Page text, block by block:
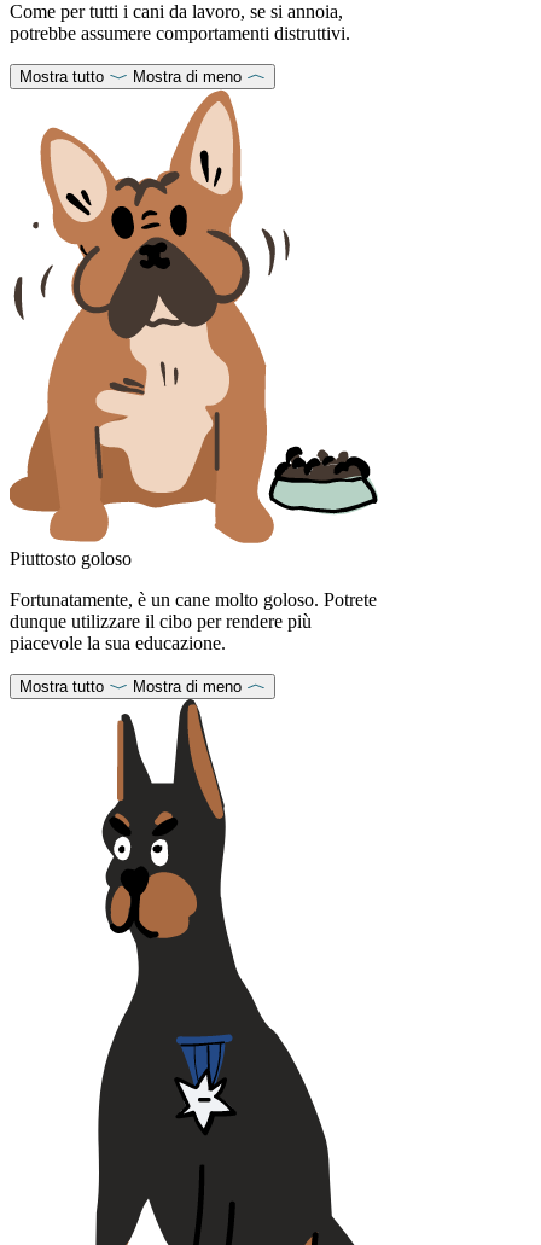
Come per tutti i cani da lavoro, se si annoia,
potrebbe assumere comportamenti distruttivi.
Mostra tutto Mostra di meno
Piuttosto goloso
Fortunatamente, è un cane molto goloso. Potrete
dunque utilizzare il cibo per rendere più
piacevole la sua educazione.
Mostra tutto Mostra di meno